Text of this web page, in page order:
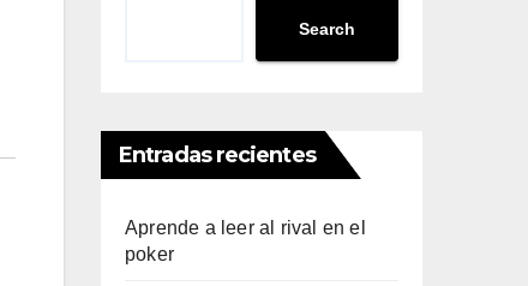
Search
Entradas recientes
Aprende a leer al rival en el
poker